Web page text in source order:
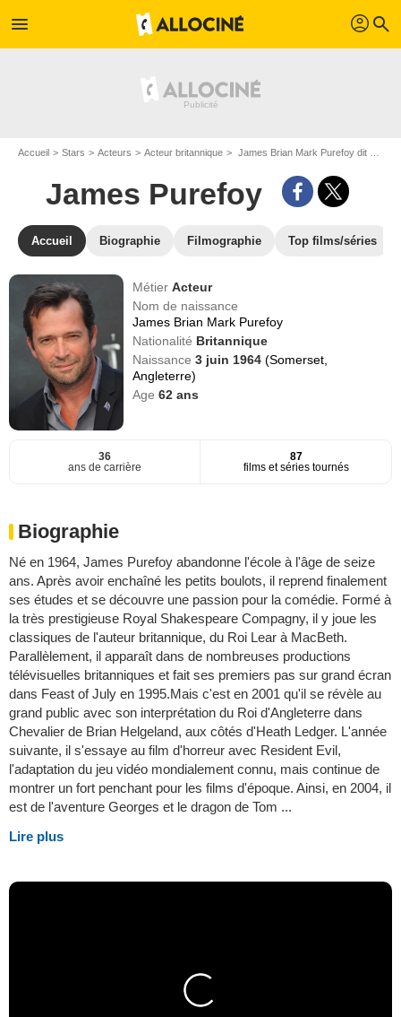
menu profil search
Accueil Stars Acteurs Acteur britannique James Brian Mark Purefoy dit James Purefoy
James Purefoy
Accueil Biographie Filmographie Top films/séries
MétierActeur
Nom de naissance
James Brian Mark Purefoy
Nationalité Britannique
Naissance3 juin 1964(Somerset,
Angleterre)
Age62 ans
36
ans de carrière
87
films et séries tournés
Biographie
Né en 1964, James Purefoy abandonne l'école à l'âge de seize
ans. Après avoir enchaîné les petits boulots, il reprend finalement
ses études et se découvre une passion pour la comédie. Formé à
la très prestigieuse Royal Shakespeare Compagny, il y joue les
classiques de l'auteur britannique, du Roi Lear à MacBeth.
Parallèlement, il apparaît dans de nombreuses productions
télévisuelles britanniques et fait ses premiers pas sur grand écran
dans Feast of July en 1995.Mais c'est en 2001 qu'il se révèle au
grand public avec son interprétation du Roi d'Angleterre dans
Chevalier de Brian Helgeland, aux côtés d'Heath Ledger. L'année
suivante, il s'essaye au film d'horreur avec Resident Evil,
l'adaptation du jeu vidéo mondialement connu, mais continue de
montrer un fort penchant pour les films d'époque. Ainsi, en 2004, il
est de l'aventure Georges et le dragon de Tom ...
Lire plus